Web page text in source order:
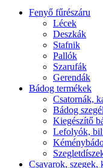
Fenyő fűrészáru
Lécek
Deszkák
Stafnik
Pallók
Szarufák
Gerendák
Bádog termékek
Csatornák,
Bádog
Kiegészítő
Lefolyók,
Csavarok, szegek,